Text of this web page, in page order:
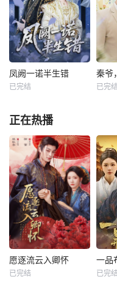
凤阙一诺半生错
已完结
秦爷
已完结
正在热播
愿逐流云入卿怀
已完结 已完结